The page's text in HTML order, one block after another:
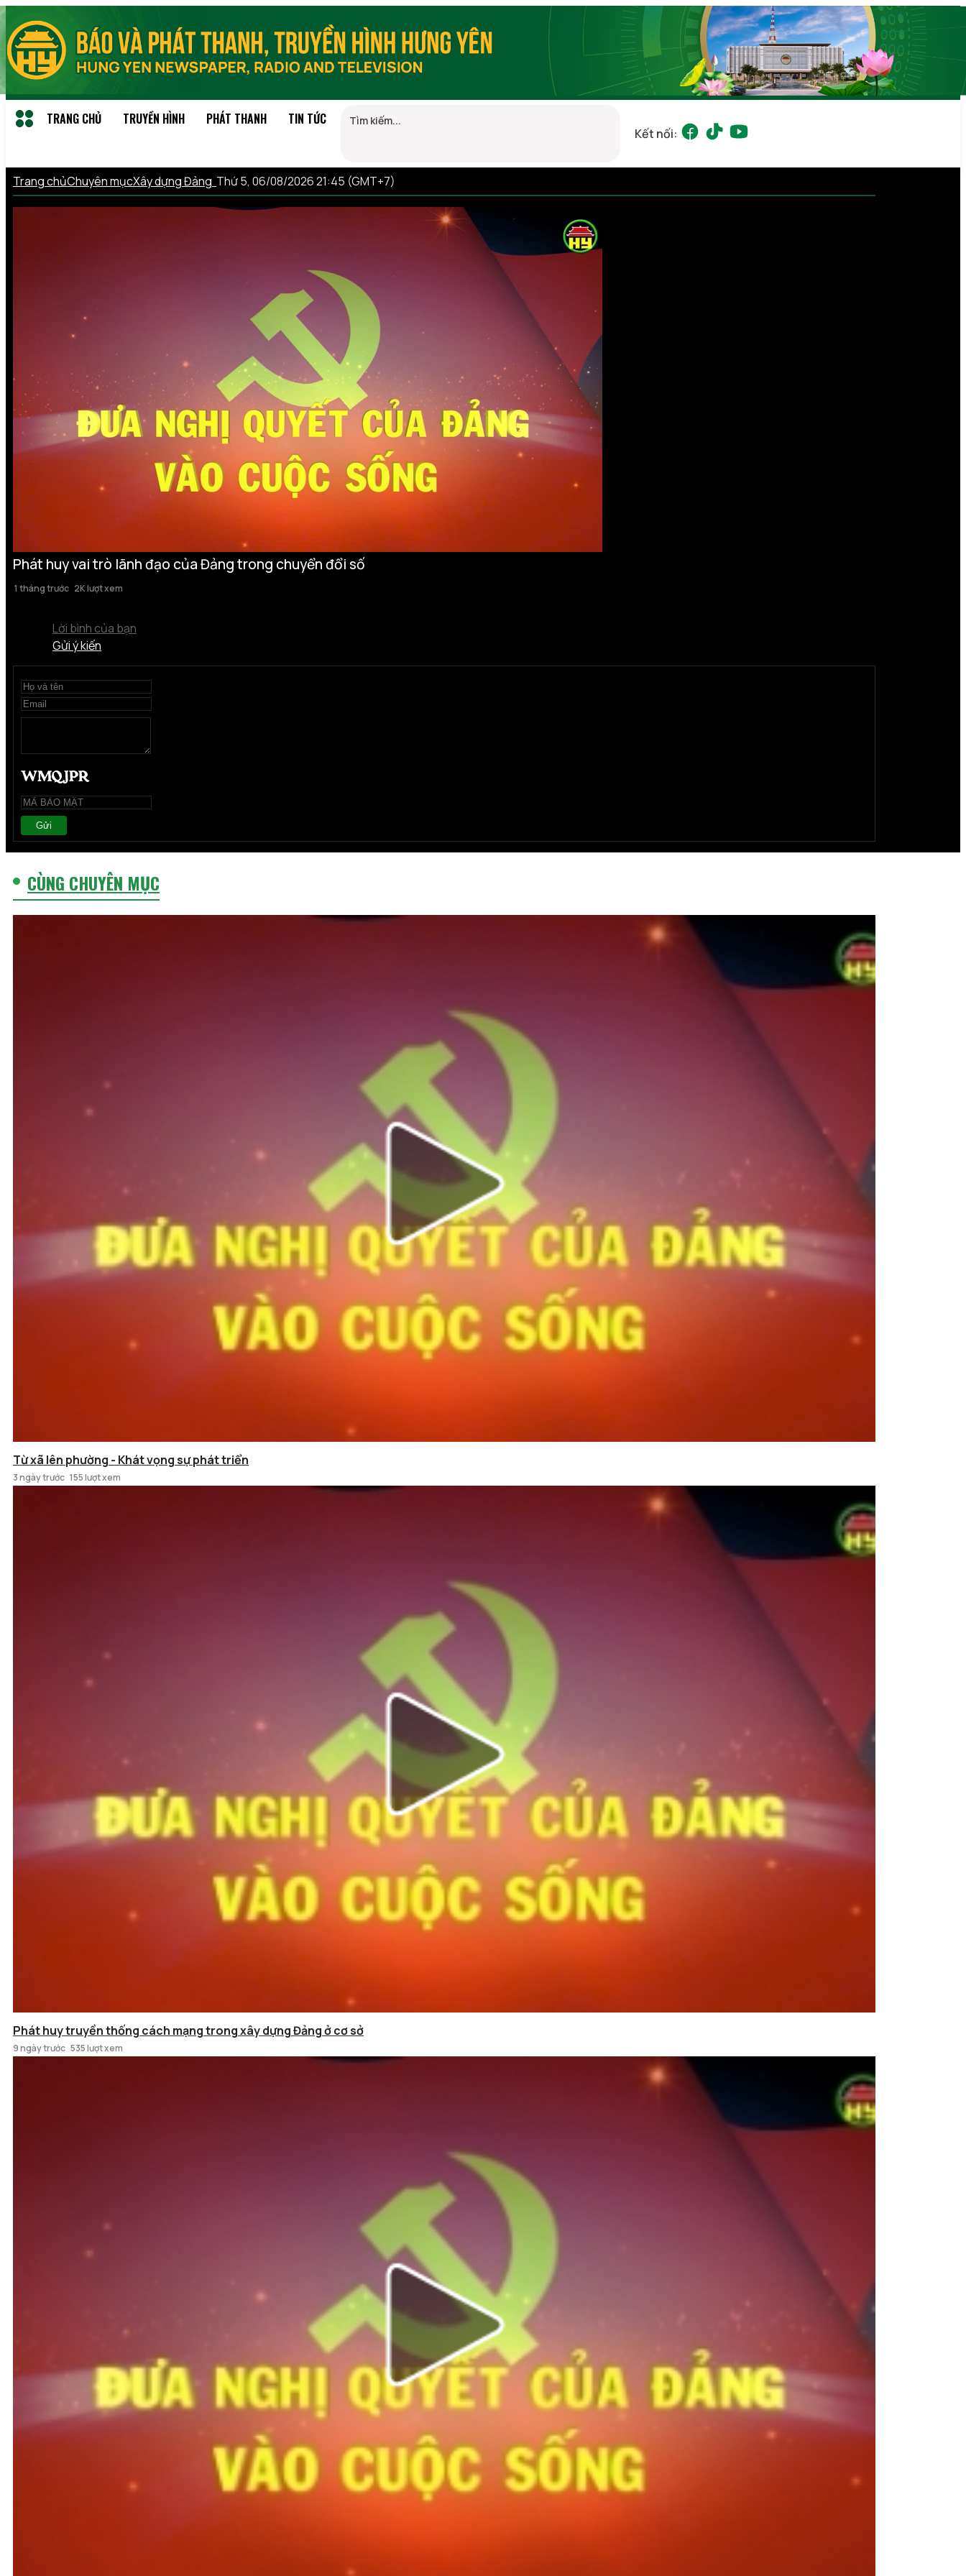
TRANG CHỦ TRUYỀN HÌNH PHÁT THANH TIN TỨC
Kết nối:
Trang chủChuyên mụcXây dựng Đảng Thứ 5, 06/08/2026 21:45 (GMT+7)
Phát huy vai trò lãnh đạo của Đảng trong chuyển đổi số
1 tháng trước 2K lượt xem
Lời bình của bạn
Gửi ý kiến
Gửi
CÙNG CHUYÊN MỤC
Từ xã lên phường - Khát vọng sự phát triển
3 ngày trước 155 lượt xem
Phát huy truyền thống cách mạng trong xây dựng Đảng ở cơ sở
9 ngày trước 535 lượt xem